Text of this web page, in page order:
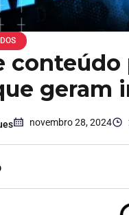
conteúdo
geram
novembro 28, 2024